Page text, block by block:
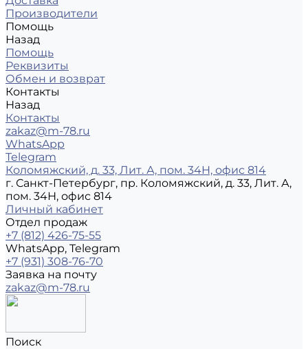
Производители
Помощь
Назад
Помощь
Реквизиты
Обмен и возврат
Контакты
Назад
Контакты
zakaz@m-78.ru
WhatsApp
Telegram
Коломяжский, д. 33, Лит. А, пом. 34Н, офис 814
г. Санкт-Петербург, пр. Коломяжский, д. 33, Лит. А,
пом. 34Н, офис 814
Личный кабинет
Отдел продаж
+7 (812) 426-75-55
WhatsApp, Telegram
+7 (931) 308-76-70
Заявка на почту
zakaz@m-78.ru
Поиск